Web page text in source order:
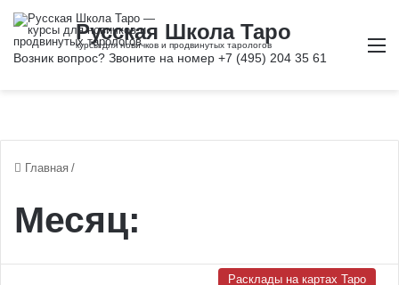
Главная /
Месяц:
Расклады на картах Таро